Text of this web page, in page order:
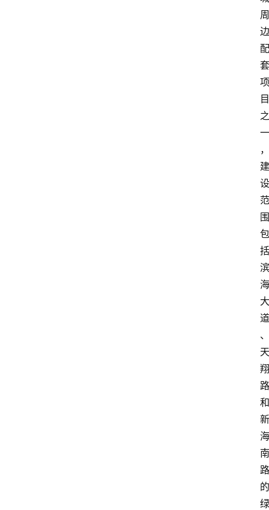
周
边
配
套
项
目
之
一
，
建
设
范
围
包
括
滨
海
大
道
、
天
翔
路
和
新
海
南
路
的
绿